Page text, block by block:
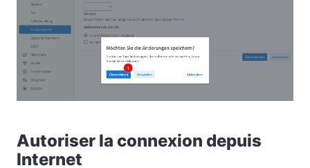
Autoriser la connexion depuis
Internet